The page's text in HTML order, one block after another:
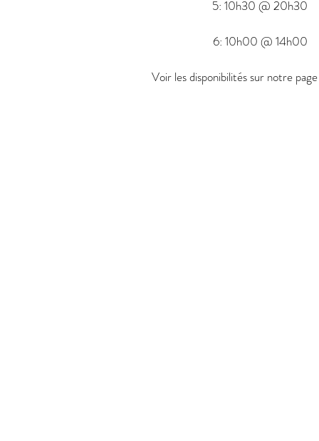
5: 10h30 @ 20h30
6: 10h00 @ 14h00
Voir les disponibilités sur notre